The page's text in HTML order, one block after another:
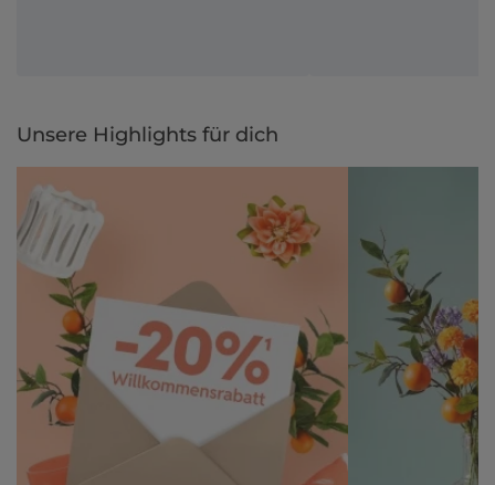
Unsere Highlights für dich